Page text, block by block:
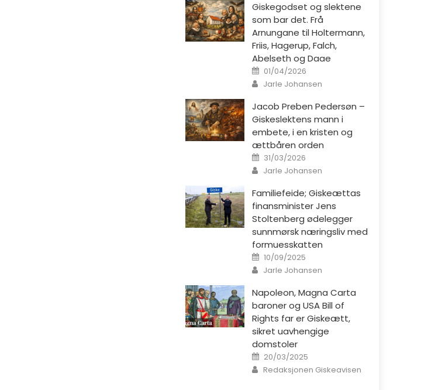
Giskegodset og slektene
som bar det. Frå
Arnungane til Holtermann,
Friis, Hagerup, Falch,
Abelseth og Daae
Posted on
01/04/2026
Author
Jarle Johansen
Jacob Preben Pedersøn –
Giskeslektens mann i
embete, i en kristen og
ættbåren orden
Posted on
31/03/2026
Author
Jarle Johansen
Familiefeide; Giskeættas
finansminister Jens
Stoltenberg ødelegger
sunnmørsk næringsliv med
formuesskatten
Posted on
10/09/2025
Author
Jarle Johansen
Napoleon, Magna Carta
baroner og USA Bill of
Rights far er Giskeætt,
sikret uavhengige
domstoler
Posted on
20/03/2025
Author
Redaksjonen Giskeavisen